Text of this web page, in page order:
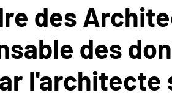
4 CODT
des
des
l'architecte